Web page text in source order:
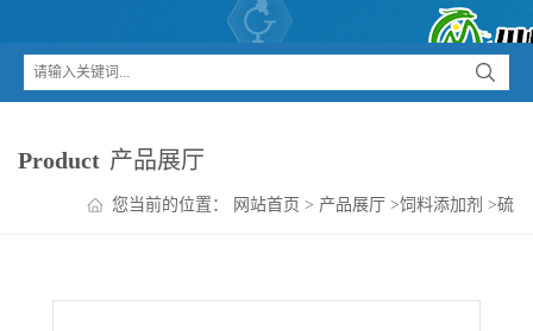
Product 产品展厅
您当前的位置： 网站首页 > 产品展厅 >饲料添加剂 >硫